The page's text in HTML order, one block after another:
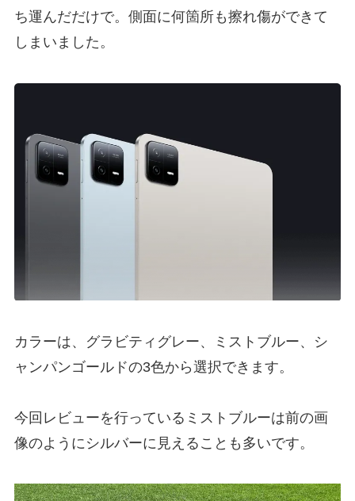
ち運んだだけで。側面に何箇所も擦れ傷ができて
しまいました。
カラーは、グラビティグレー、ミストブルー、シ
ャンパンゴールドの3色から選択できます。
今回レビューを行っているミストブルーは前の画
像のようにシルバーに見えることも多いです。